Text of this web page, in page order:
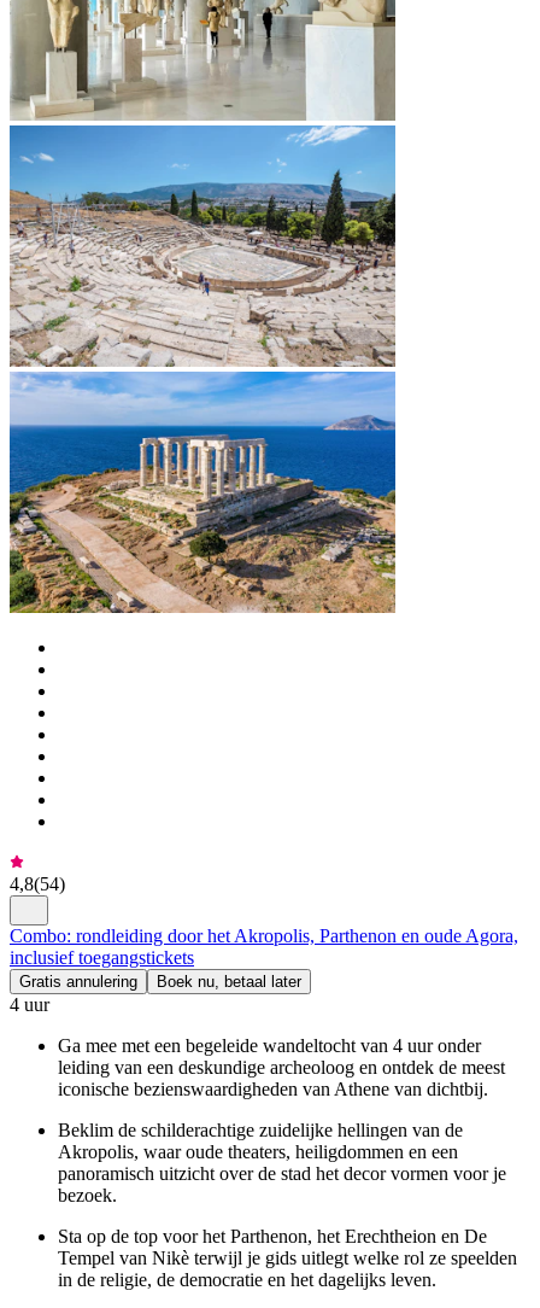
4,8(54)
Combo: rondleiding door het Akropolis, Parthenon en oude Agora,
inclusief toegangstickets
Gratis annulering Boek nu, betaal later
4 uur
Ga mee met een begeleide wandeltocht van 4 uur onder
leiding van een deskundige archeoloog en ontdek de meest
iconische bezienswaardigheden van Athene van dichtbij.
Beklim de schilderachtige zuidelijke hellingen van de
Akropolis, waar oude theaters, heiligdommen en een
panoramisch uitzicht over de stad het decor vormen voor je
bezoek.
Sta op de top voor het Parthenon, het Erechtheion en De
Tempel van Nikè terwijl je gids uitlegt welke rol ze speelden
in de religie, de democratie en het dagelijks leven.